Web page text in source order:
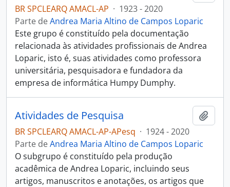
BR SPCLEARQ AMACL-AP · 1923 - 2020
Parte deAndrea Maria Altino de Campos Loparic
Este grupo é constituído pela documentação
relacionada às atividades profissionais de Andrea
Loparic, isto é, suas atividades como professora
universitária, pesquisadora e fundadora da
empresa de informática Humpy Dumphy.
Atividades de Pesquisa
BR SPCLEARQ AMACL-AP-APesq · 1924 - 2020
Parte deAndrea Maria Altino de Campos Loparic
O subgrupo é constituído pela produção
acadêmica de Andrea Loparic, incluindo seus
artigos, manuscritos e anotações, os artigos que